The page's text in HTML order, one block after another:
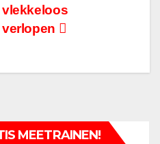
vlekkeloos
verlopen
MEETRAINEN!